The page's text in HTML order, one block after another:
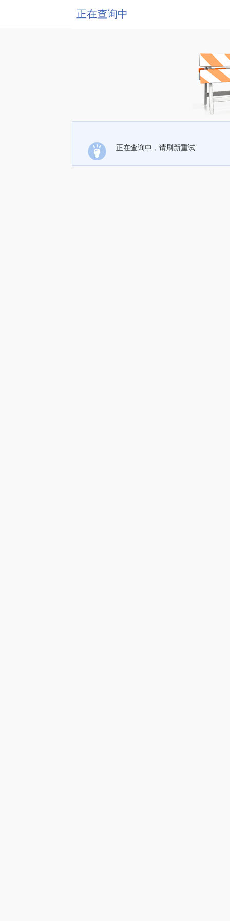
正在查询中
正在查询中，请刷新重试